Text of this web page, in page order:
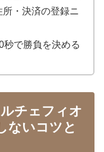
・決済の登録ニ
秒で勝負を決める
チェフィオ
ないコツと